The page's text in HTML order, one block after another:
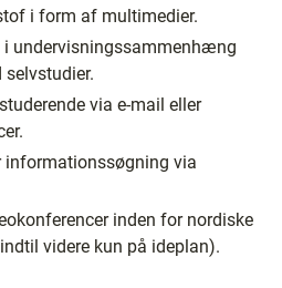
i form af multimedier.
i undervisningssammenhæng
via e-mail eller
informationssøgning via
inden for nordiske
videre kun på ideplan).